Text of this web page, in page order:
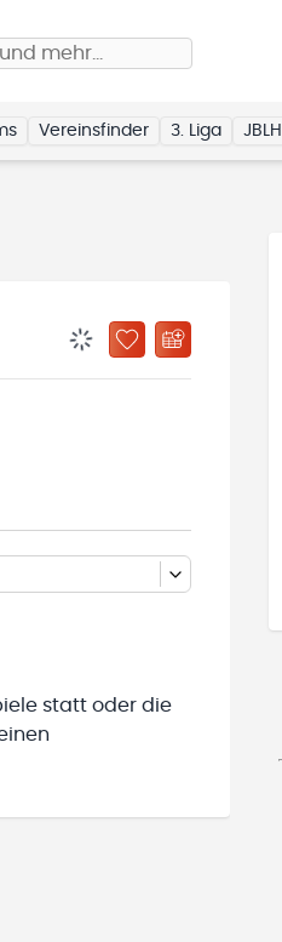
mehr…
Vereinsfinder 3. Liga JBLH
ZU „MEINE TEAMS“
statt oder die